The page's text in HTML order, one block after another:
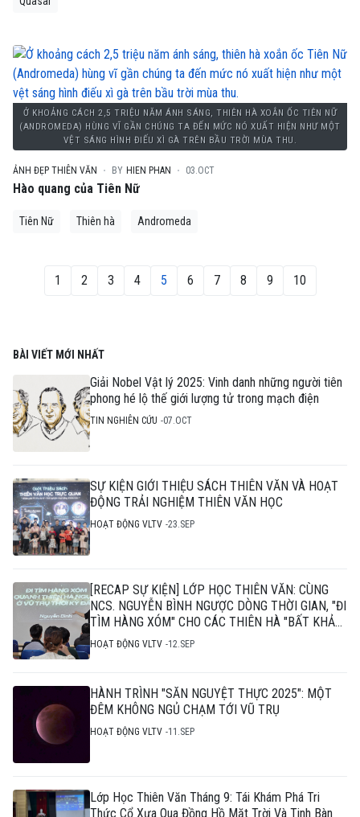
Ở KHOẢNG CÁCH 2,5 TRIỆU NĂM ÁNH SÁNG, THIÊN HÀ XOẮN ỐC TIÊN NỮ
(ANDROMEDA) HÙNG VĨ GẦN CHÚNG TA ĐẾN MỨC NÓ XUẤT HIỆN NHƯ MỘT
VỆT SÁNG HÌNH ĐIẾU XÌ GÀ TRÊN BẦU TRỜI MÙA THU.
ẢNH ĐẸP THIÊN VĂN BY HIEN PHAN 03.OCT
Hào quang của Tiên Nữ
Tiên Nữ Thiên hà Andromeda
1 2 3 4 5 6 7 8 9 10
BÀI VIẾT MỚI NHẤT
Giải Nobel Vật lý 2025: Vinh danh những người tiên
phong hé lộ thế giới lượng tử trong mạch điện
TIN NGHIÊN CỨU 07.OCT
SỰ KIỆN GIỚI THIỆU SÁCH THIÊN VĂN VÀ HOẠT
ĐỘNG TRẢI NGHIỆM THIÊN VĂN HỌC
HOẠT ĐỘNG VLTV 23.SEP
[RECAP SỰ KIỆN] LỚP HỌC THIÊN VĂN: CÙNG
NCS. NGUYỄN BÌNH NGƯỢC DÒNG THỜI GIAN, "ĐI
TÌM HÀNG XÓM" CHO CÁC THIÊN HÀ "BẤT KHẢ
THI"
HOẠT ĐỘNG VLTV 12.SEP
HÀNH TRÌNH "SĂN NGUYỆT THỰC 2025": MỘT
ĐÊM KHÔNG NGỦ CHẠM TỚI VŨ TRỤ
HOẠT ĐỘNG VLTV 11.SEP
Lớp Học Thiên Văn Tháng 9: Tái Khám Phá Tri
Thức Cổ Xưa Qua Đồng Hồ Mặt Trời Và Tinh Bàn